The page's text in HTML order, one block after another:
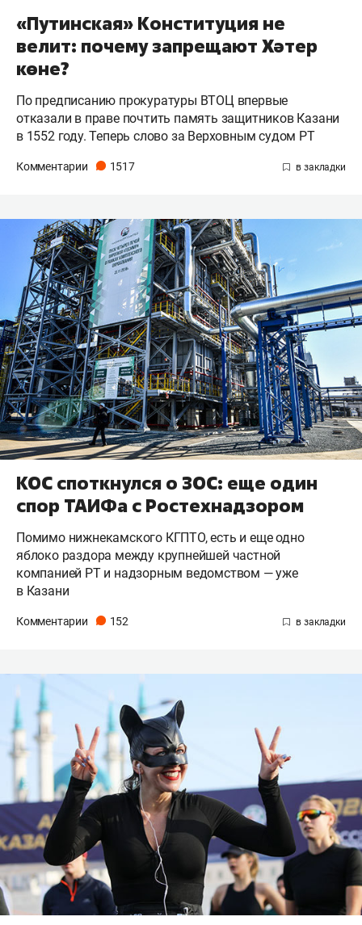
«Путинская» Конституция не
велит: почему запрещают Хәтер
көне?
По предписанию прокуратуры ВТОЦ впервые
отказали в праве почтить память защитников Казани
в 1552 году. Теперь слово за Верховным судом РТ
Комментарии 1517
КОС споткнулся о ЗОС: еще один
спор ТАИФа с Ростехнадзором
Помимо нижнекамского КГПТО, есть и еще одно
яблоко раздора между крупнейшей частной
компанией РТ и надзорным ведомством — уже
в Казани
Комментарии 152